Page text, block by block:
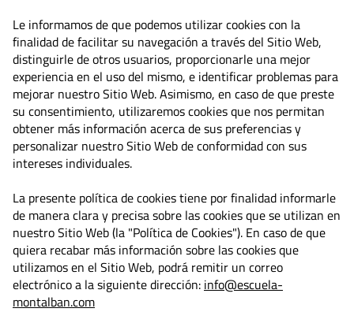
Le informamos de que podemos utilizar cookies con la
finalidad de facilitar su navegación a través del Sitio Web,
distinguirle de otros usuarios, proporcionarle una mejor
experiencia en el uso del mismo, e identificar problemas para
mejorar nuestro Sitio Web. Asimismo, en caso de que preste
su consentimiento, utilizaremos cookies que nos permitan
obtener más información acerca de sus preferencias y
personalizar nuestro Sitio Web de conformidad con sus
intereses individuales.
La presente política de cookies tiene por finalidad informarle
de manera clara y precisa sobre las cookies que se utilizan en
nuestro Sitio Web (la "Política de Cookies"). En caso de que
quiera recabar más información sobre las cookies que
utilizamos en el Sitio Web, podrá remitir un correo
electrónico a la siguiente dirección: info@escuela-
montalban.com